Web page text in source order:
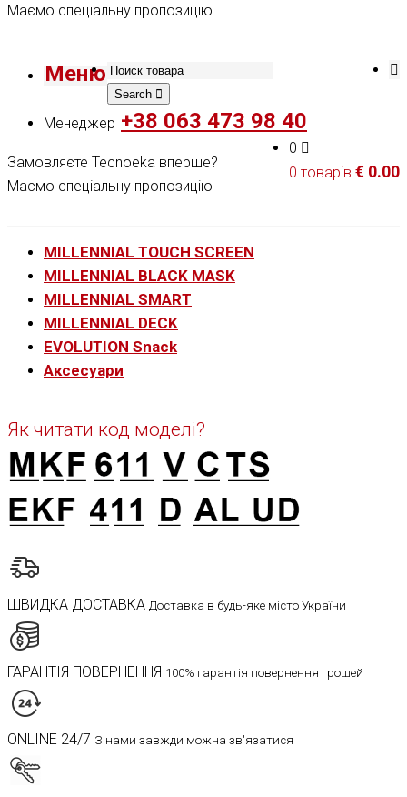
Маємо спеціальну пропозицію
Меню
Search
Менеджер +38 063 473 98 40
0
0 товарів € 0.00
Замовляєте Tecnoeka вперше?
Маємо спеціальну пропозицію
MILLENNIAL TOUCH SCREEN
MILLENNIAL BLACK MASK
MILLENNIAL SMART
MILLENNIAL DECK
EVOLUTION Snack
Аксесуари
Як читати код моделі?
ШВИДКА ДОСТАВКА Доставка в будь-яке місто України
ГАРАНТІЯ ПОВЕРНЕННЯ 100% гарантія повернення грошей
ONLINE 24/7 З нами завжди можна зв'язатися